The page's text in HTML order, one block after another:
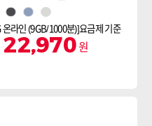
이
블랙 실버블루화이트실버
온라인 (9GB/1000분)]요금제 기준
22,970원